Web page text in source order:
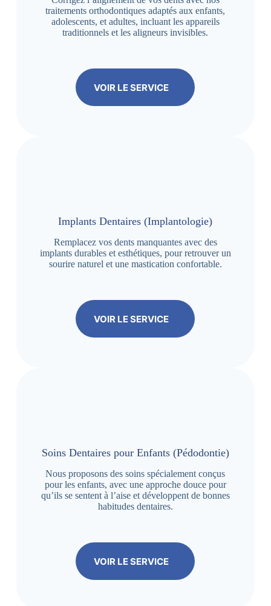
traitements orthodontiques adaptés aux enfants,
adolescents, et adultes, incluant les appareils
traditionnels et les aligneurs invisibles.
VOIR LE SERVICE
Implants Dentaires (Implantologie)
Remplacez vos dents manquantes avec des
implants durables et esthétiques, pour retrouver un
sourire naturel et une mastication confortable.
VOIR LE SERVICE
Soins Dentaires pour Enfants (Pédodontie)
Nous proposons des soins spécialement conçus
pour les enfants, avec une approche douce pour
qu’ils se sentent à l’aise et développent de bonnes
habitudes dentaires.
VOIR LE SERVICE